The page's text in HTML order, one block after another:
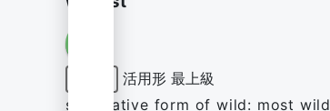
活用形 最上級
superlative form of wild: most wild